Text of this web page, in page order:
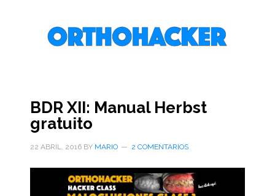
BDR XII: Manual Herbst
gratuito
22 ABRIL, 2016BY MARIO 2 COMENTARIOS